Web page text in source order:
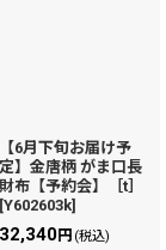
【6月下旬お届け予
定】金唐柄 がま口長
財布【予約会】［t］
[Y602603k]
32,340円 (税込)